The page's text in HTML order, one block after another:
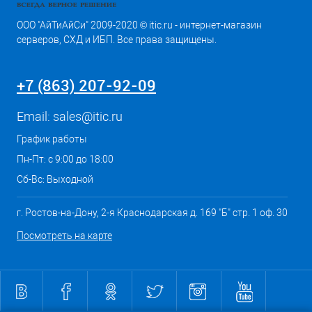
ООО "АйТиАйСи" 2009-2020 © itic.ru - интернет-магазин
серверов, СХД и ИБП. Все права защищены.
+7 (863) 207-92-09
Email: sales@itic.ru
График работы
Пн-Пт: с 9:00 до 18:00
Сб-Вс: Выходной
г. Ростов-на-Дону, 2-я Краснодарская д. 169 "Б" стр. 1 оф. 30
Посмотреть на карте